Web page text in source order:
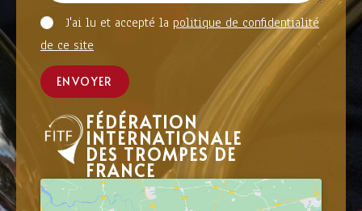
J'ai lu et accepté la politique de confidentialité
de ce site
ENVOYER
FÉDÉRATION
INTERNATIONALE
DES TROMPES DE
FRANCE